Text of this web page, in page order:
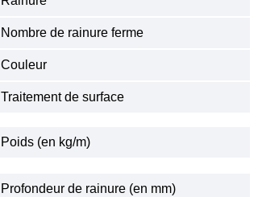
Nombre de rainure ferme
Couleur
Traitement de surface
Poids (en kg/m)
Profondeur de rainure (en mm)